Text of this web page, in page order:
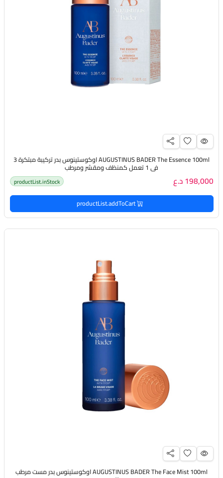
AUGUSTINUS BADER The Essence 100ml اوكوستينوس بدر تركيبة مبتكرة 3
في 1 تعمل كمنظف ومقشر ومرطب
198,000 د.ع productList.inStock
productList.addToCart
AUGUSTINUS BADER The Face Mist 100ml اوكوستينوس بدر مست مرطب